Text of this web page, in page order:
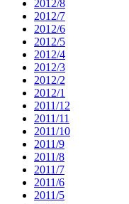
2012/8
2012/7
2012/6
2012/5
2012/4
2012/3
2012/2
2012/1
2011/12
2011/11
2011/10
2011/9
2011/8
2011/7
2011/6
2011/5